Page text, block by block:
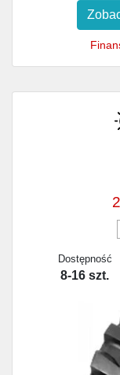
Dostępność
8-16 szt.